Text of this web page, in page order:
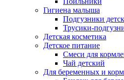
Гигиена малыша
Подгузники
Трусики-
Детская косметика
Детское питание
Смеси для
Чай детский
Для беременных и